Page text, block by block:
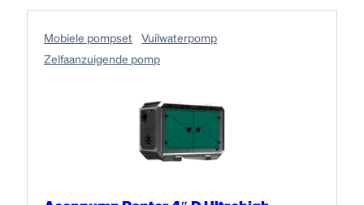
Mobiele pompset
Vuilwaterpomp
Zelfaanzuigende pomp